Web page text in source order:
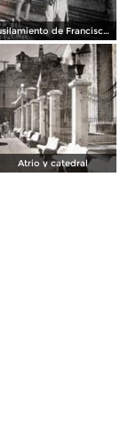
Fusilamiento de Francisco Villa en Parral Chihuahua
Atrio y catedral